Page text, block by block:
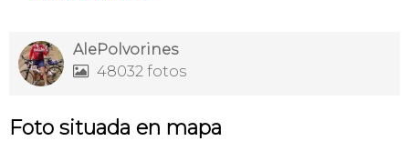
AlePolvorines
 48032 fotos
Foto situada en mapa